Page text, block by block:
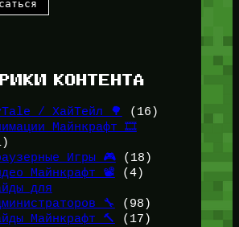
КОНТЕНТА
/ ХайТейл 🌳
(16)
Майнкрафт 🎞️
Игры 🎮(18)
Майнкрафт 📽️ (4)
для
🔧
(98)
Майнкрафт 🔨
(17)